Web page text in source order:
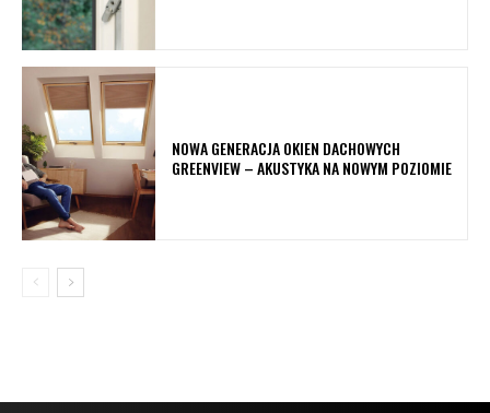
NOWA GENERACJA OKIEN DACHOWYCH
GREENVIEW – AKUSTYKA NA NOWYM POZIOMIE